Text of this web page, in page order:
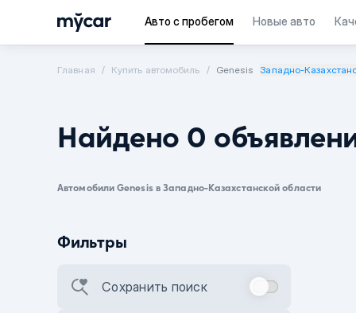
Авто с пробегом Новые авто
Главная Купить автомобиль Genesis Западно-
Найдено 0
Автомобили Genesis в Западно-Казахстанской области
Фильтры
Сохранить поиск